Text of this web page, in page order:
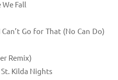
Fall
Go for That (No Can Do)
Remix)
Kilda Nights